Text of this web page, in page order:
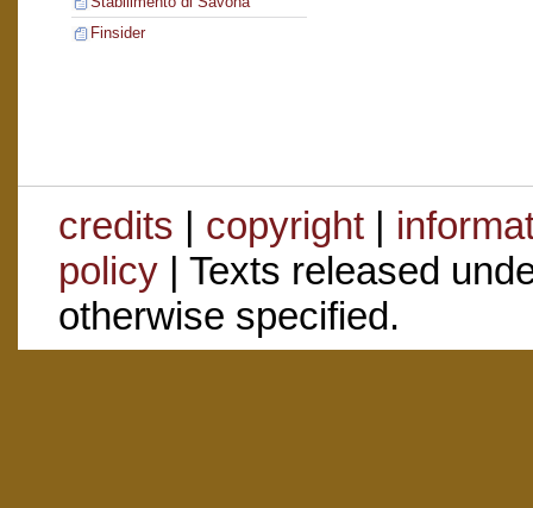
Finsider
credits | copyright|
policy| Texts released
otherwise specified.